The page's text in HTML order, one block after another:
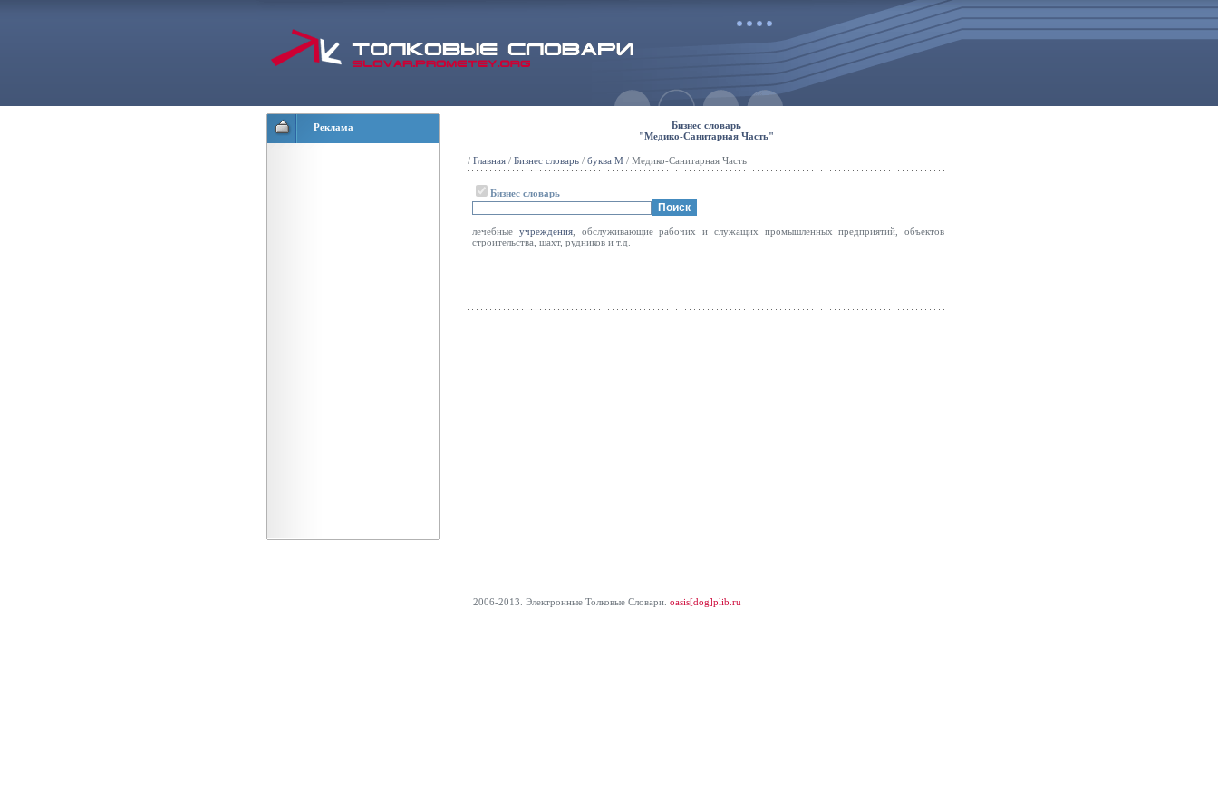
Реклама
Бизнес словарь
"Медико-Санитарная Часть"
/ Главная / Бизнес словарь / буква М / Медико-Санитарная Часть
Бизнес словарь
лечебные учреждения, обслуживающие рабочих и служащих промышленных предприятий, объектов
строительства, шахт, рудников и т.д.
2006-2013. Электронные Толковые Cловари. oasis[dog]plib.ru